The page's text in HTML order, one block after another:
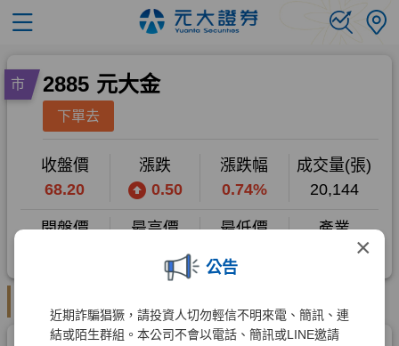
×
公告
近期詐騙猖獗，請投資人切勿輕信不明來電、簡訊、連
結或陌生群組。本公司不會以電話、簡訊或LINE邀請